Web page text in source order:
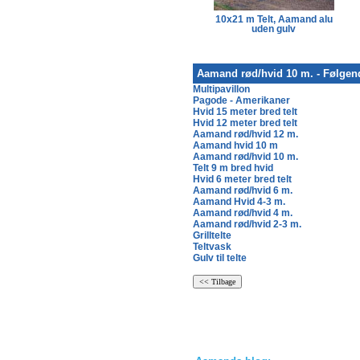
Aamand rød/hvid 10 m. -
Multipavillon
Pagode - Amerikaner
Hvid 15 meter bred telt
Hvid 12 meter bred telt
Aamand rød/hvid 12 m.
Aamand hvid 10 m
Aamand rød/hvid 10 m.
Telt 9 m bred hvid
Hvid 6 meter bred telt
Aamand rød/hvid 6 m.
Aamand Hvid 4-3 m.
Aamand rød/hvid 4 m.
Aamand rød/hvid 2-3 m.
Grilltelte
Teltvask
Gulv til telte
10x21 m Telt, Aamand alu
uden gulv